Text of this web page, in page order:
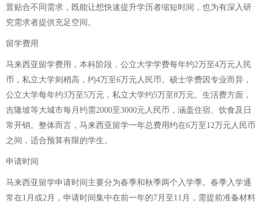
置贴合不同需求，既能让想快速提升学历者缩短时间，也为有深入研
究需求者提供充足空间。
留学费用
马来西亚留学费用，本科阶段，公立大学学费每年约2万至4万元人民
币，私立大学则稍高，约4万至6万元人民币。硕士学费因专业而异，
公立大学每年约3万至5万元，私立大学约5万至8万元。生活费方面，
吉隆坡等大城市每月约需2000至3000元人民币，涵盖住宿、饮食及日
常开销。整体而言，马来西亚留学一年总费用约在6万至12万元人民币
之间，适合预算有限的学生。
申请时间
马来西亚留学申请时间主要分为春季和秋季两个入学季。春季入学通
常在1月或2月，申请时间集中在前一年的7月至11月，需提前准备材料